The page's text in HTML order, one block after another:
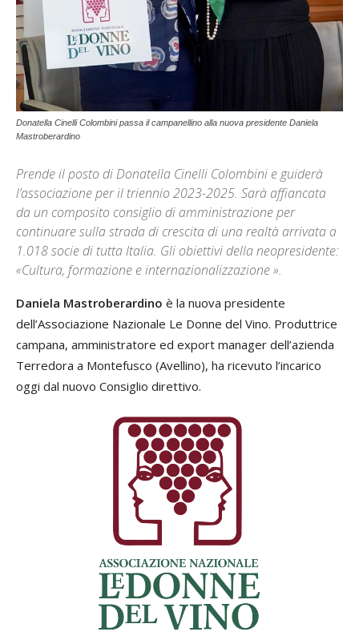
Donatella Cinelli Colombini passa il campanellino alla nuova presidente Daniela
Mastroberardino
Prende il posto di Donatella Cinelli Colombini e guiderà
l’associazione per il triennio 2023-2025. Sarà affiancata
da un composito consiglio di amministrazione per
continuare sulla strada di crescita di una realtà arrivata a
1.018 socie di tutta Italia. Gli obiettivi della neopresidente:
«Cultura, formazione e internazionalizzazione ».
Daniela Mastroberardino è la nuova presidente
dell’Associazione Nazionale Le Donne del Vino. Produttrice
campana, amministratore ed export manager dell’azienda
Terredora a Montefusco (Avellino), ha ricevuto l’incarico
oggi dal nuovo Consiglio direttivo.